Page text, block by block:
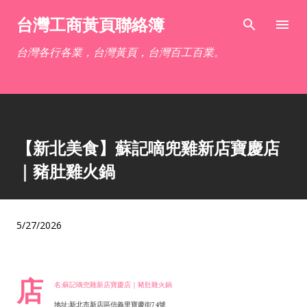
跳到主要內容
台灣工商黃頁聯絡簿
台灣各行各業，台灣黃頁，台灣百工百業。
【新北美食】蘇記嘀兜雞新店寶慶店
｜豬肚雞火鍋
5/27/2026
店 名:蘇記嘀兜雞新店寶慶店｜豬肚雞火鍋
地址:新北市新店區信義里寶慶街74號